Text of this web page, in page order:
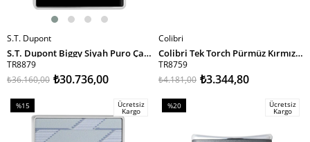
SEPETE EKLE
S.T. Dupont
S.T. Dupont Biggy Siyah Puro Çakmağı 25221
TR8879
₺30.736,00
₺36.160,00
SEPETE EKLE
Colibri
Colibri Tek Torch Pürmüz Kırmızı Slim Puro Çakmağı TR8759
TR8759
₺3.344,80
₺4.181,00
%15
İndirim
%15İndirim
Ücretsiz
Kargo
%20
%20İndirim
Ücretsiz
Kargo